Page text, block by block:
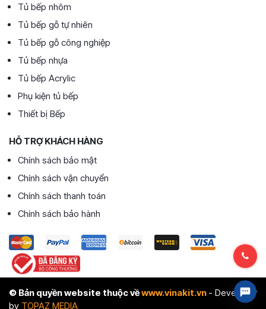
Tủ bếp nhôm
Tủ bếp gỗ tự nhiên
Tủ bếp gỗ công nghiệp
Tủ bếp nhựa
Tủ bếp Acrylic
Phụ kiện tủ bếp
Thiết bị Bếp
HỖ TRỢ KHÁCH HÀNG
Chính sách bảo mật
Chính sách vận chuyển
Chính sách thanh toán
Chính sách bảo hành
© Bản quyền website thuộc vềwww.vinakit.vn - Developer
by TOPAZ MEDIA